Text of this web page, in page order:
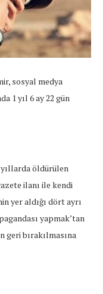
sosyal medya
1 yıl 6 ay 22 gün
yıllarda öldürülen
ilanı ile kendi
yer aldığı dört ayrı
yapmak’tan
geri bırakılmasına